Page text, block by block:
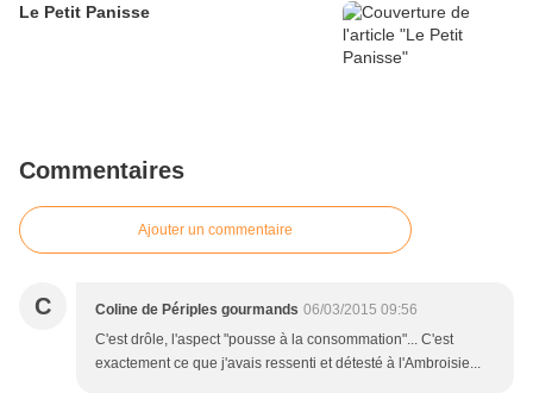
Le Petit Panisse
Commentaires
Ajouter un commentaire
C Coline de Périples gourmands 06/03/2015 09:56
C'est drôle, l'aspect "pousse à la consommation"... C'est
exactement ce que j'avais ressenti et détesté à l'Ambroisie...